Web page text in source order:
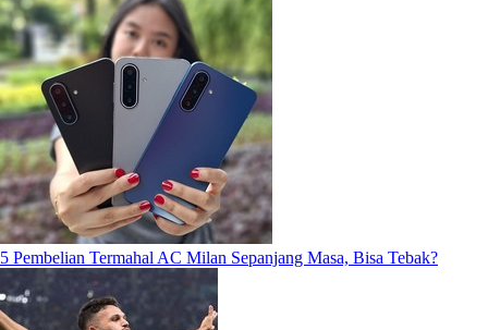
5 Pembelian Termahal AC Milan Sepanjang Masa, Bisa Tebak?